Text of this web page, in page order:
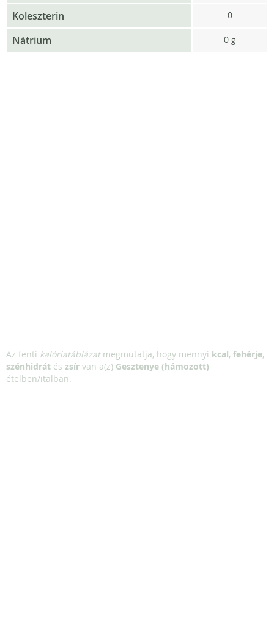
Koleszterin 0
Nátrium 0 g
Az fenti kalóriatáblázatmegmutatja, hogy mennyi kcal, fehérje,
szénhidrát és zsír van a(z) Gesztenye (hámozott)
ételben/italban.